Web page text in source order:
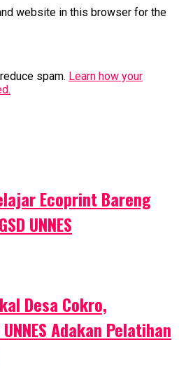
website in this browser for the
spam. Learn how your
Ecoprint Bareng
UNNES
Desa Cokro,
Adakan Pelatihan